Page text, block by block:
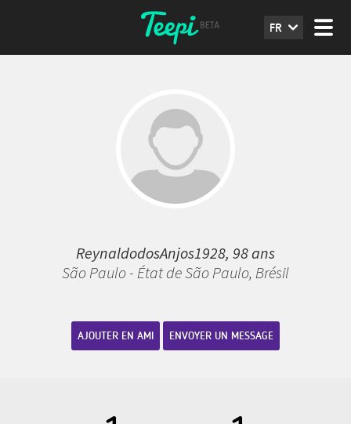
FR
ReynaldodosAnjos1928, 98 ans
São Paulo - État de São Paulo, Brésil
AJOUTER EN AMI ENVOYER UN MESSAGE